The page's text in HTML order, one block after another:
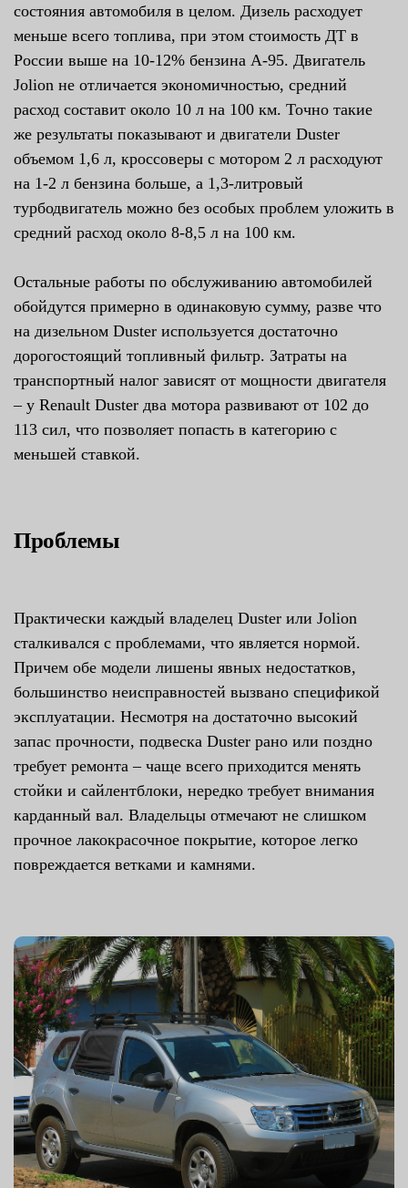
состояния автомобиля в целом. Дизель расходует
меньше всего топлива, при этом стоимость ДТ в
России выше на 10-12% бензина А-95. Двигатель
Jolion не отличается экономичностью, средний
расход составит около 10 л на 100 км. Точно такие
же результаты показывают и двигатели Duster
объемом 1,6 л, кроссоверы с мотором 2 л расходуют
на 1-2 л бензина больше, а 1,3-литровый
турбодвигатель можно без особых проблем уложить в
средний расход около 8-8,5 л на 100 км.
Остальные работы по обслуживанию автомобилей
обойдутся примерно в одинаковую сумму, разве что
на дизельном Duster используется достаточно
дорогостоящий топливный фильтр. Затраты на
транспортный налог зависят от мощности двигателя
– у Renault Duster два мотора развивают от 102 до
113 сил, что позволяет попасть в категорию с
меньшей ставкой.
Проблемы
Практически каждый владелец Duster или Jolion
сталкивался с проблемами, что является нормой.
Причем обе модели лишены явных недостатков,
большинство неисправностей вызвано спецификой
эксплуатации. Несмотря на достаточно высокий
запас прочности, подвеска Duster рано или поздно
требует ремонта – чаще всего приходится менять
стойки и сайлентблоки, нередко требует внимания
карданный вал. Владельцы отмечают не слишком
прочное лакокрасочное покрытие, которое легко
повреждается ветками и камнями.